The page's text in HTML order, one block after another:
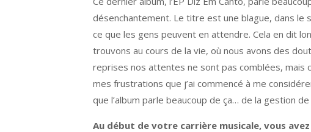
désenchantement. Le titre est une blague, dans le
ce que les gens peuvent en attendre. Cela en dit
trouvons au cours de la vie, où nous avons des
reprises nos attentes ne sont pas comblées, mais
mes frustrations que j’ai commencé à me
que l’album parle beaucoup de ça… de la gestion
Au début de votre carrière musicale, vous